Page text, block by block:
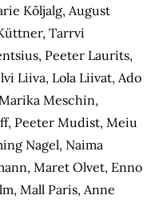
Kõljalg, August
Tarrvi
Peeter Laurits,
Liiva, Lola Liivat, Ado
Meschin,
Peeter Mudist, Meiu
Nagel, Naima
Maret Olvet, Enno
Mall Paris, Anne